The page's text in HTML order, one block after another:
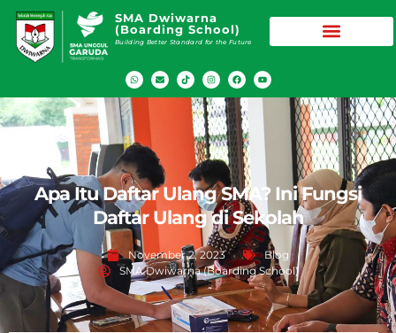
SMA Dwiwarna
(Boarding School)
Building Better Standard for the Future
Apa Itu Daftar Ulang SMA? Ini Fungsi
Daftar Ulang di Sekolah
November 2, 2023
Blog
SMA Dwiwarna (Boarding School)